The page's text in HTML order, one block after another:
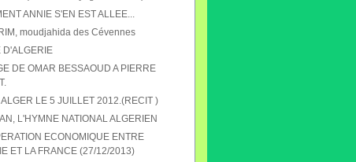
ANNIE S'EN EST ALLEE...
moudjahida des Cévennes
D'ALGERIE
DE OMAR BESSAOUD A PIERRE
ALGER LE 5 JUILLET 2012.(RECIT )
L'HYMNE NATIONAL ALGERIEN
ECONOMIQUE ENTRE
ET LA FRANCE (27/12/2013)